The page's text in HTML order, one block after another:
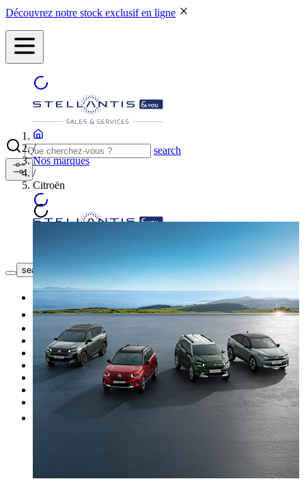
Découvrez notre stock exclusif en ligne
search
search button - icon NOS CONCESSIONS
Occasion
Nos promotions
Nos marques
Entretien
Reprise
Professionnel
Nous rejoindre
/
Nos marques
/
Citroën